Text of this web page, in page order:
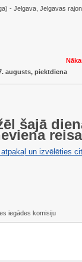
- Jelgava, Jelgavas
augusts, piektdiena
šajā
atpakaļ un izvēlēties
iegādes komisiju